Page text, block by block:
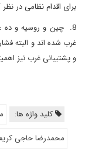
برای اقدام نظامی در
8. چین و روسیه و ده
غرب شده اند و البته
و پشتیبانی غرب نیز
کلید واژه ها:
محمدرضا حاجی